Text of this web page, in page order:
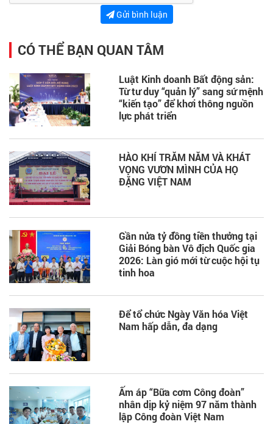
Gửi bình luận
CÓ THỂ BẠN QUAN TÂM
Luật Kinh doanh Bất động sản:
Từ tư duy “quản lý” sang sứ mệnh
“kiến tạo” để khơi thông nguồn
lực phát triển
HÀO KHÍ TRĂM NĂM VÀ KHÁT
VỌNG VƯƠN MÌNH CỦA HỌ
ĐẶNG VIỆT NAM
Gần nửa tỷ đồng tiền thưởng tại
Giải Bóng bàn Vô địch Quốc gia
2026: Làn gió mới từ cuộc hội tụ
tinh hoa
Để tổ chức Ngày Văn hóa Việt
Nam hấp dẫn, đa dạng
Ấm áp “Bữa cơm Công đoàn”
nhân dịp kỷ niệm 97 năm thành
lập Công đoàn Việt Nam